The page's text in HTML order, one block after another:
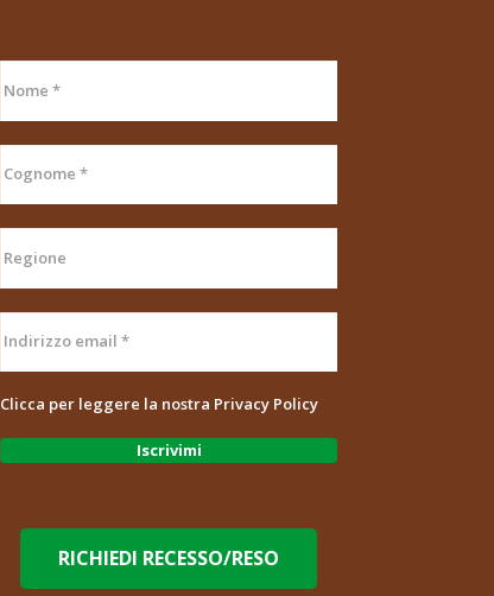
Clicca per leggere la nostra Privacy Policy
RICHIEDI RECESSO/RESO